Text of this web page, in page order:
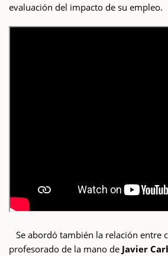
evaluación del impacto de su empleo.
Se abordó también la relación entre
profesorado de la mano de Javier